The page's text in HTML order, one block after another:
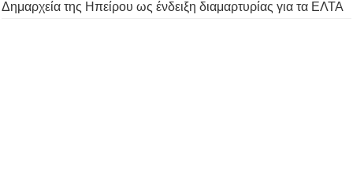
Δημαρχεία της Ηπείρου ως ένδειξη διαμαρτυρίας για τα ΕΛΤΑ